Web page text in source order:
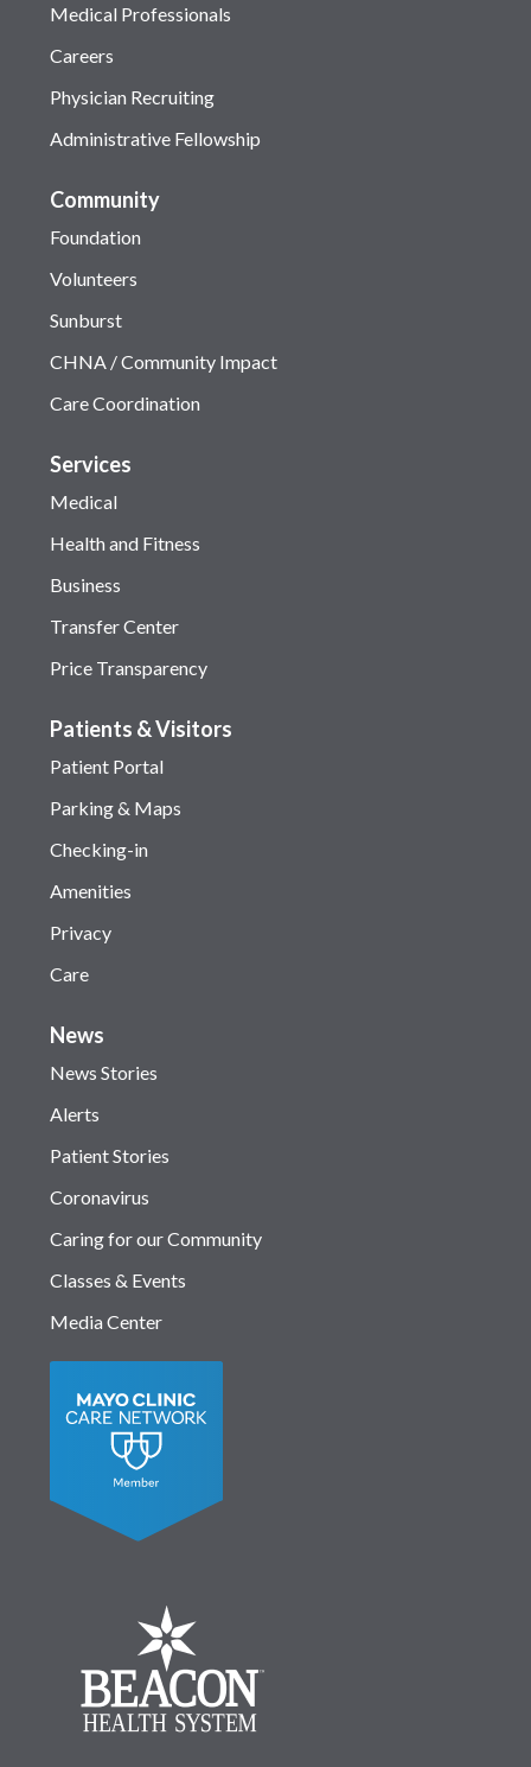
Medical Professionals
Careers
Physician Recruiting
Administrative Fellowship
Community
Foundation
Volunteers
Sunburst
CHNA / Community Impact
Care Coordination
Services
Medical
Health and Fitness
Business
Transfer Center
Price Transparency
Patients & Visitors
Patient Portal
Parking & Maps
Checking-in
Amenities
Privacy
Care
News
News Stories
Alerts
Patient Stories
Coronavirus
Caring for our Community
Classes & Events
Media Center